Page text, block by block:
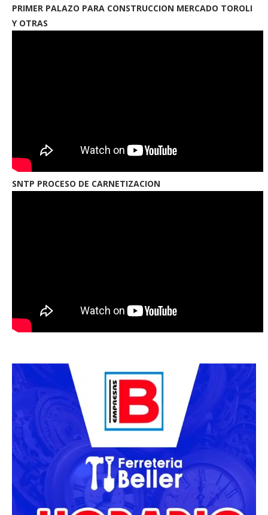
PRIMER PALAZO PARA CONSTRUCCION MERCADO TOROLI
Y OTRAS
SNTP PROCESO DE CARNETIZACION